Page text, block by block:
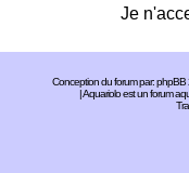
Je
Conception du forum par:phpBB
| Aquariolo est un forum